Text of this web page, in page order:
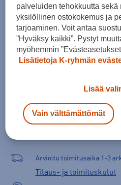
Lisää
Valitse koko nähdäksesi
Arvioitu toimitusaika 1-3
Tilaus- ja toimituskulut
palveluiden tehokkuutta sekä
yksilöllinen ostokokemus ja
tarjoaminen. Voit antaa
”Hyväksy kaikki”. Pystyt
myöhemmin
Lisätietoja K-ryhmän
Lisää
Vain välttämättömät